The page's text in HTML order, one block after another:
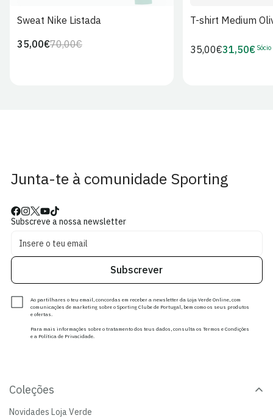
Sweat Nike Listada
Preço
70,00€Preço
35,00€
T-shirt Medium
Preço
35,00€Preço
31,50€ Sócio
Junta-te à comunidade Sporting
Subscreve a nossa newsletter
Subscrever
Ao partilhares o teu email, concordas em receber a newsletter da Loja Verde Online, com
comunicações de marketing sobre o Sporting Clube de Portugal, bem como os seus produtos
e ofertas.
Para mais informações sobre o tratamento dos teus dados, consulta os Termos e Condições
e a Política de Privacidade.
Coleções
Novidades Loja Verde